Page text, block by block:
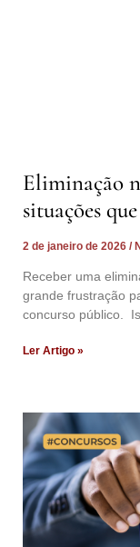
Eliminação
situações
2 de janeiro de 2026
Receber uma
grande frustração
concurso público.
Ler Artigo »